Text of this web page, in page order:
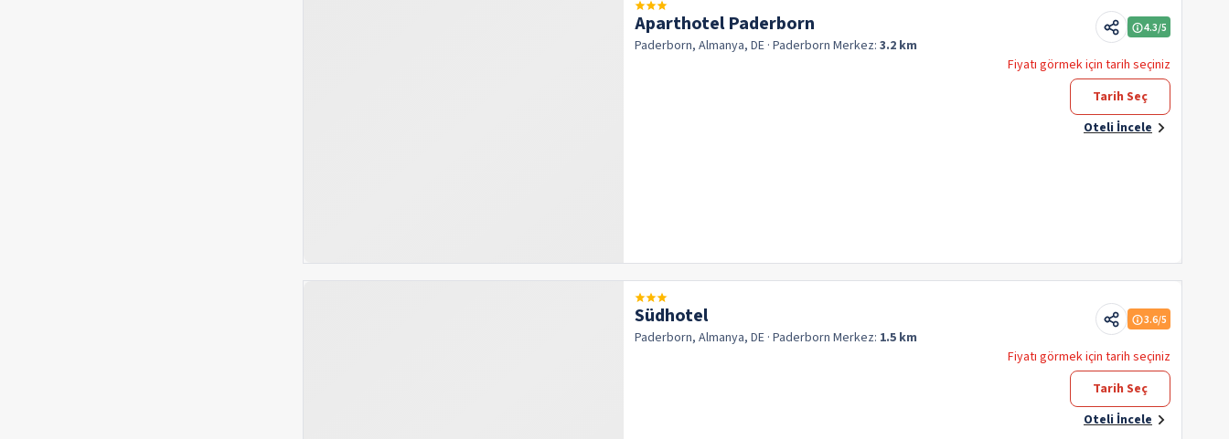
Aparthotel Paderborn
Paderborn, Almanya, DE · Paderborn Merkez: 3.2 km
4.3/5
Fiyatı görmek için tarih seçiniz
Tarih Seç
Oteli İncele
Südhotel
Paderborn, Almanya, DE · Paderborn Merkez: 1.5 km
3.6/5
Fiyatı görmek için tarih seçiniz
Tarih Seç
Oteli İncele